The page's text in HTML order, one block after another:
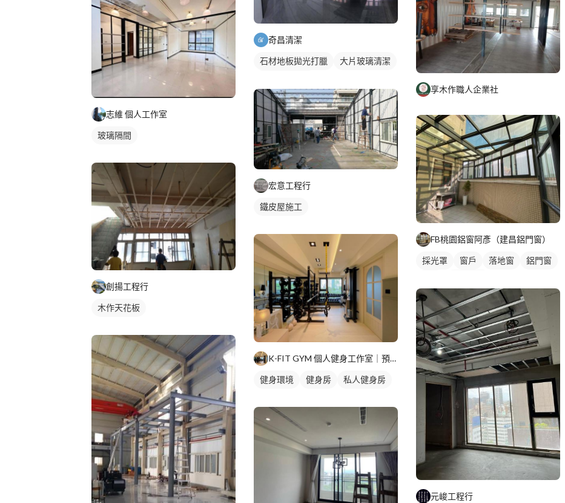
志維 個人工作室
玻璃隔間
創揚工程行
木作天花板
奇昌清潔
石材地板拋光打臘
大片玻璃清潔
宏意工程行
鐵皮屋施工
K-FIT GYM 個人健身工作室｜預約制
健身環境 健身房 私人健身房
享木作職人企業社
FB桃園鋁窗阿彥（建昌鋁門窗）
採光罩 窗戶 落地窗
鋁門窗
元峻工程行